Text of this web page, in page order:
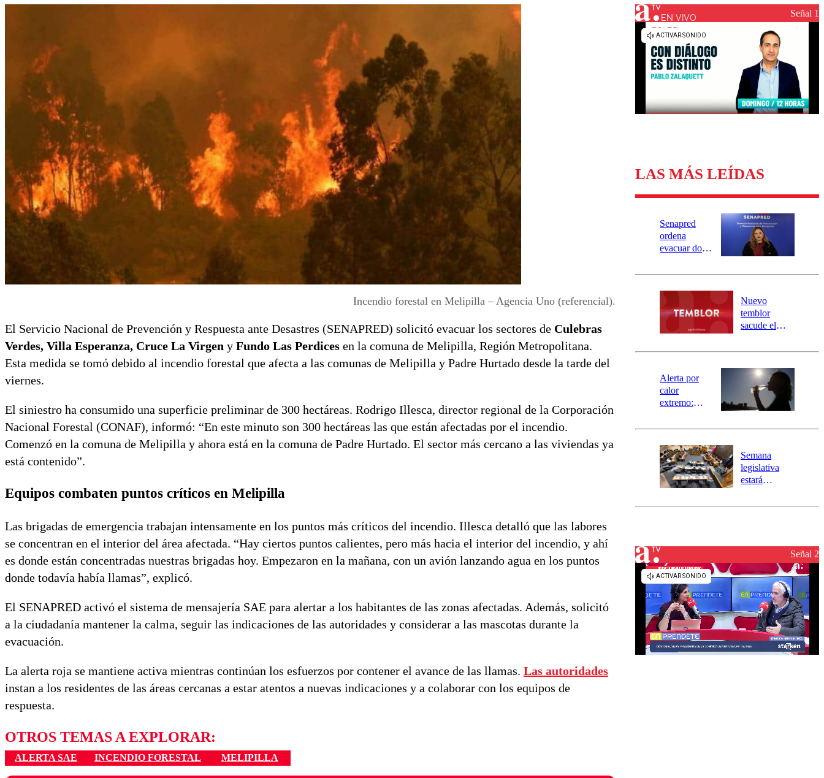
Universidad de Chile
Sustentabilidad
Incendio forestal en Melipilla – Agencia Uno (referencial).
El Servicio Nacional de Prevención y Respuesta ante Desastres (SENAPRED) solicitó evacuar los sectores de Culebras
Verdes, Villa Esperanza, Cruce La Virgen y Fundo Las Perdices en la comuna de Melipilla, Región Metropolitana.
Esta medida se tomó debido al incendio forestal que afecta a las comunas de Melipilla y Padre Hurtado desde la tarde del
viernes.
El siniestro ha consumido una superficie preliminar de 300 hectáreas. Rodrigo Illesca, director regional de la Corporación
Nacional Forestal (CONAF), informó: “En este minuto son 300 hectáreas las que están afectadas por el incendio.
Comenzó en la comuna de Melipilla y ahora está en la comuna de Padre Hurtado. El sector más cercano a las viviendas ya
está contenido”.
Equipos combaten puntos críticos en Melipilla
Las brigadas de emergencia trabajan intensamente en los puntos más críticos del incendio. Illesca detalló que las labores
se concentran en el interior del área afectada. “Hay ciertos puntos calientes, pero más hacia el interior del incendio, y ahí
es donde están concentradas nuestras brigadas hoy. Empezaron en la mañana, con un avión lanzando agua en los puntos
donde todavía había llamas”, explicó.
El SENAPRED activó el sistema de mensajería SAE para alertar a los habitantes de las zonas afectadas. Además, solicitó
a la ciudadanía mantener la calma, seguir las indicaciones de las autoridades y considerar a las mascotas durante la
evacuación.
La alerta roja se mantiene activa mientras continúan los esfuerzos por contener el avance de las llamas. Las autoridades
instan a los residentes de las áreas cercanas a estar atentos a nuevas indicaciones y a colaborar con los equipos de
respuesta.
OTROS TEMAS A EXPLORAR:
ALERTA SAE INCENDIO FORESTAL MELIPILLA
EN VIVO Señal 1
LAS MÁS LEÍDAS
Senapred
ordena
evacuar dos
Carahue por
río Damas:
activa
mensajería
SAE
Nuevo
temblor
sacude el
revisa la
epicentro
Alerta por
calor
extremo:
activa Alerta
Preventiva en
tres comunas
Semana
legislativa
estará
el fin de la
reconstrucciónSeñal 2